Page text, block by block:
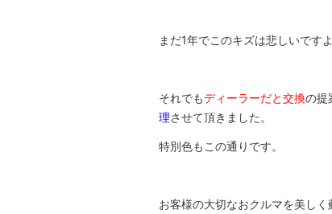
まだ1年でこのキズは悲しいですよ
それでもディーラーだと交換の提
理させて頂きました。
特別色もこの通りです。
お客様の大切なおクルマを美しく